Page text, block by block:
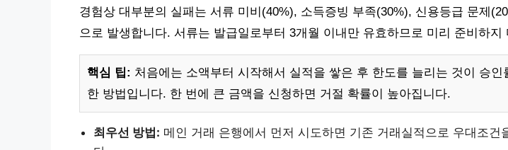
경험상 대부분의 실패는 서류 미비(40%), 소득증빙 부족(30%), 신용등급 문제
으로 발생합니다. 서류는 발급일로부터 3개월 이내만 유효하므로 미리 준비하지
핵심 팁: 처음에는 소액부터 시작해서 실적을 쌓은 후 한도를 늘리는 것이 승인
한 방법입니다. 한 번에 큰 금액을 신청하면 거절 확률이 높아집니다.
최우선 방법: 메인 거래 은행에서 먼저 시도하면 기존 거래실적으로 우대조건